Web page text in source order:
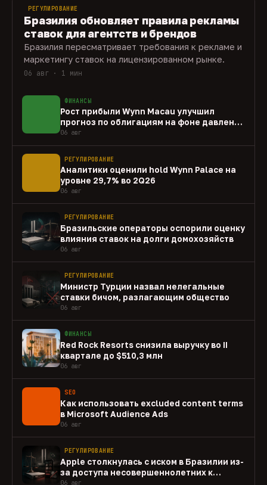
РЕГУЛИРОВАНИЕ
Бразилия обновляет правила рекламы
ставок для агентств и брендов
Бразилия пересматривает требования к рекламе и
маркетингу ставок на лицензированном рынке.
06 авг · 1 мин
ФИНАНСЫ
Рост прибыли Wynn Macau улучшил
прогноз по облигациям на фоне давления
capex
06 авг
РЕГУЛИРОВАНИЕ
Аналитики оценили hold Wynn Palace на
уровне 29,7% во 2Q26
06 авг
РЕГУЛИРОВАНИЕ
Бразильские операторы оспорили оценку
влияния ставок на долги домохозяйств
06 авг
РЕГУЛИРОВАНИЕ
Министр Турции назвал нелегальные
ставки бичом, разлагающим общество
06 авг
ФИНАНСЫ
Red Rock Resorts снизила выручку во II
квартале до $510,3 млн
06 авг
SEO
Как использовать excluded content terms
в Microsoft Audience Ads
06 авг
РЕГУЛИРОВАНИЕ
Apple столкнулась с иском в Бразилии из-
за доступа несовершеннолетних к
gambling-приложениям
06 авг